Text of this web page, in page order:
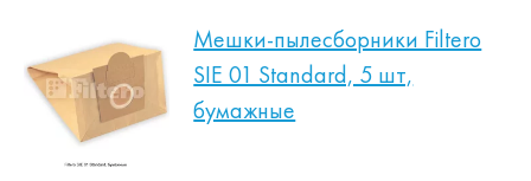
Мешки-пылесборники Filtero
SIE 01 Standard, 5 шт,
бумажные